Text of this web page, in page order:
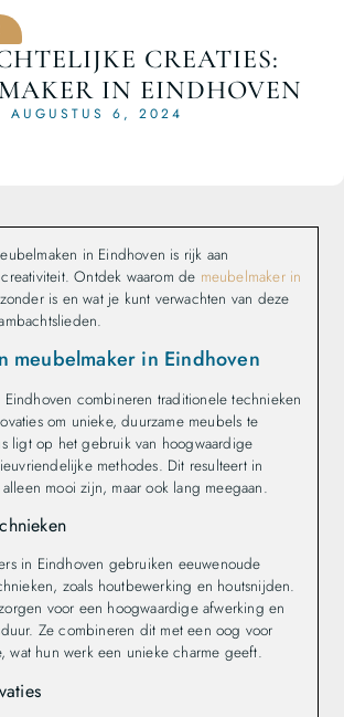
CREATIES:
IN EINDHOVEN
AUGUSTUS 6, 2024
in Eindhoven is rijk aan
Ontdek waarom de meubelmaker in
is en wat je kunt verwachten van deze
meubelmaker in Eindhoven
combineren traditionele technieken
om unieke, duurzame meubels te
ligt op het gebruik van hoogwaardige
methodes. Dit resulteert in
mooi zijn, maar ook lang meegaan.
in Eindhoven gebruiken eeuwenoude
zoals houtbewerking en houtsnijden.
voor een hoogwaardige afwerking en
Ze combineren dit met een oog voor
wat hun werk een unieke charme geeft.